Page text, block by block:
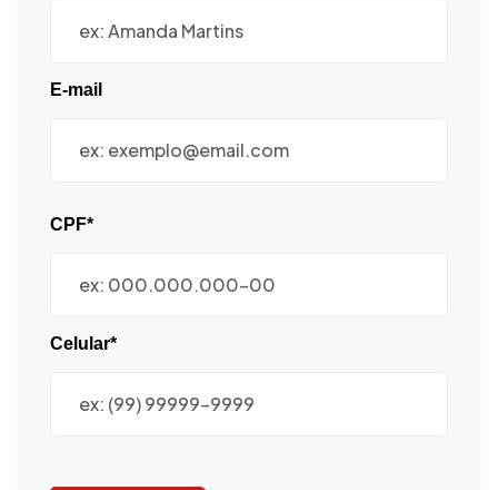
E-mail
CPF*
Celular*